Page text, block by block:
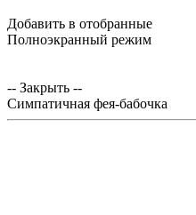
Добавить в отобранные
Полноэкранный режим
-- Закрыть --
Симпатичная фея-бабочка